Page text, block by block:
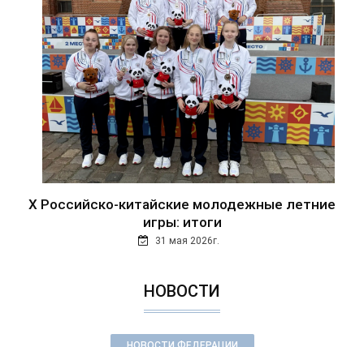
Х Российско-китайские молодежные летние
игры: итоги
31 мая 2026г.
НОВОСТИ